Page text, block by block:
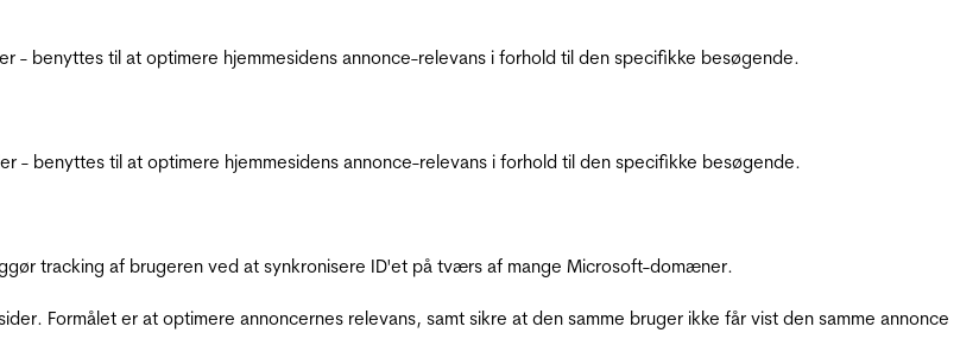
- benyttes til at optimere hjemmesidens annonce-relevans i forhold til den specifikke besøgende.
- benyttes til at optimere hjemmesidens annonce-relevans i forhold til den specifikke besøgende.
tracking af brugeren ved at synkronisere ID'et på tværs af mange Microsoft-domæner.
Formålet er at optimere annoncernes relevans, samt sikre at den samme bruger ikke får vist den samme annonce